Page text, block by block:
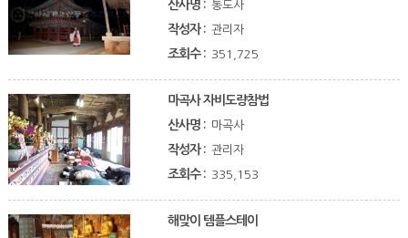
산사명 : 통도사
작성자 : 관리자
조회수 : 351,725
마곡사 자비도량참법
산사명 : 마곡사
작성자 : 관리자
조회수 : 335,153
해맞이 템플스테이